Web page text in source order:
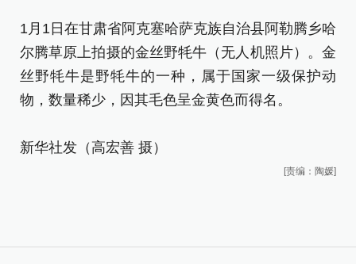
1月1日在甘肃省阿克塞哈萨克族自治县阿勒腾乡哈
尔腾草原上拍摄的金丝野牦牛（无人机照片）。金
丝野牦牛是野牦牛的一种，属于国家一级保护动
物，数量稀少，因其毛色呈金黄色而得名。
新华社发（高宏善 摄）
[责编：陶媛]